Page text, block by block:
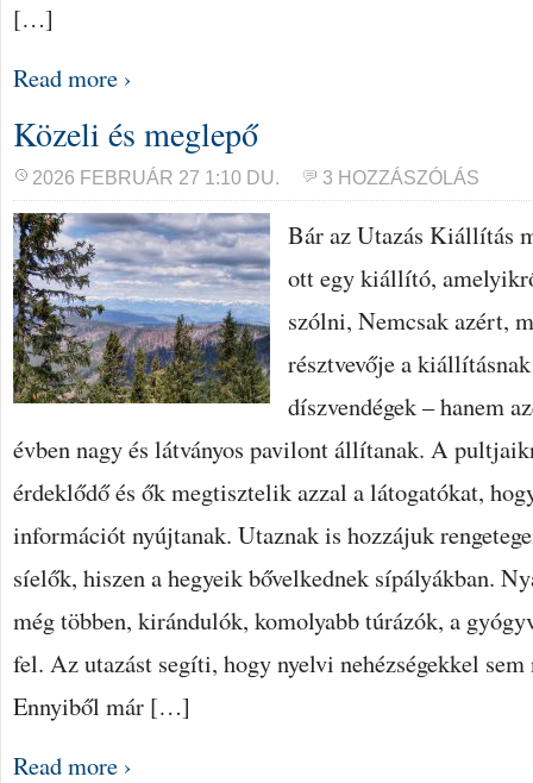
[…]
Read more ›
Közeli és meglepő
2026 FEBRUÁR 27 1:10 DU. 3 HOZZÁSZÓLÁS
Bár az Utazás Kiállítás
ott egy kiállító,
szólni, Nemcsak azért,
résztvevője a
díszvendégek – hanem
évben nagy és látványos pavilont állítanak. A
érdeklődő és ők megtisztelik azzal a látogatókat,
információt nyújtanak. Utaznak is hozzájuk
síelők, hiszen a hegyeik bővelkednek sípályákban.
még többen, kirándulók, komolyabb túrázók, a
fel. Az utazást segíti, hogy nyelvi nehézségekkel
Ennyiből már […]
Read more ›